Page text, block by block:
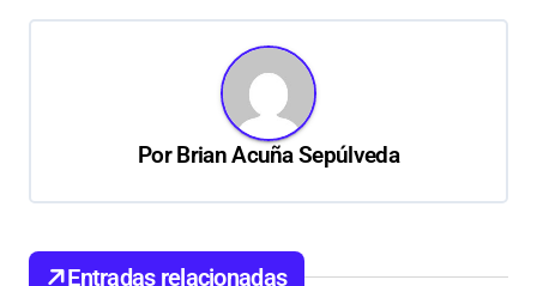
g
d
PorBrian Acuña Sepúlveda
Entradas relacionadas